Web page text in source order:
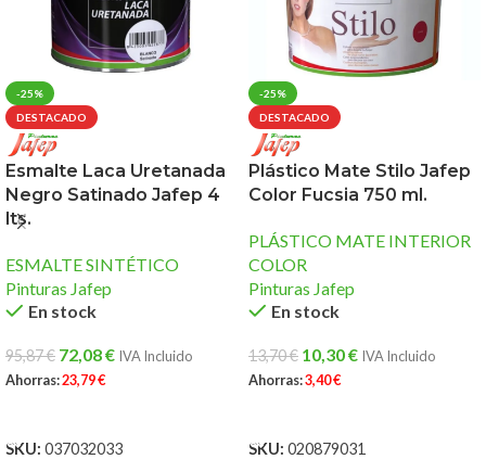
-25%
DESTACADO
Esmalte Laca Uretanada
Negro Satinado Jafep 4
lts.
ESMALTE SINTÉTICO
Pinturas Jafep
En stock
95,87€ 72,08€ IVA Incluido
Ahorras:23,79€
SKU: 037032033
-25%
DESTACADO
Plástico Mate Stilo Jafep
Color Fucsia 750 ml.
PLÁSTICO MATE INTERIOR
COLOR
Pinturas Jafep
En stock
13,70€ 10,30€ IVA Incluido
Ahorras:3,40€
SKU: 020879031